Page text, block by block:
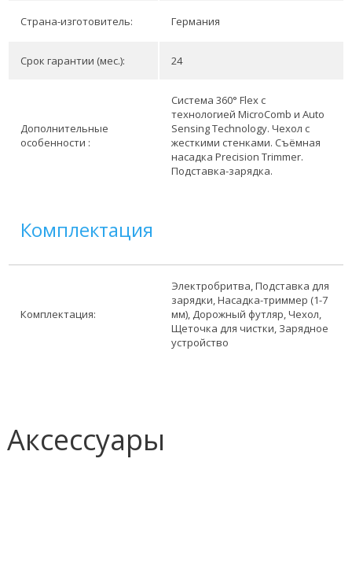
Страна-изготовитель: Германия
Срок гарантии (мес.): 24
Дополнительные
особенности :
Система 360° Flex с
технологией MicroComb и Auto
Sensing Technology. Чехол с
жесткими стенками. Съёмная
насадка Precision Trimmer.
Подставка-зарядка.
Комплектация
Комплектация:
Электробритва, Подставка для
зарядки, Насадка-триммер (1-7
мм), Дорожный футляр, Чехол,
Щеточка для чистки, Зарядное
устройство
Аксессуары